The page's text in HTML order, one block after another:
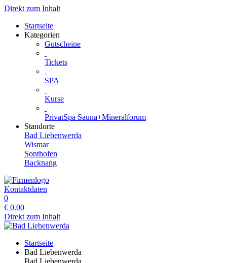
Direkt zum Inhalt
Startseite
Kategorien
Gutscheine
Tickets
SPA
Kurse
PrivatSpa Sauna+Mineralforum
Standorte
Bad Liebenwerda
Wismar
Sonthofen
Backnang
Kontaktdaten
0
€ 0.00
Direkt zum Inhalt
Startseite
Bad Liebenwerda
Bad Liebenwerda